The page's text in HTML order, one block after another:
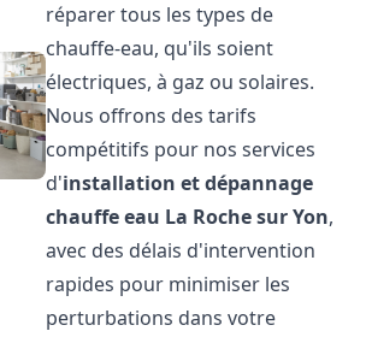
réparer tous les types de
chauffe-eau, qu'ils soient
électriques, à gaz ou solaires.
Nous offrons des tarifs
compétitifs pour nos services
d'installation et dépannage
chauffe eau La Roche sur Yon,
avec des délais d'intervention
rapides pour minimiser les
perturbations dans votre